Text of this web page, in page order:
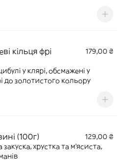
кільця фрі
179,00 ₴
у клярі, обсмажені у
до золотистого кольору
(100г)
129,00 ₴
закуска, хрустка та м'ясиста,